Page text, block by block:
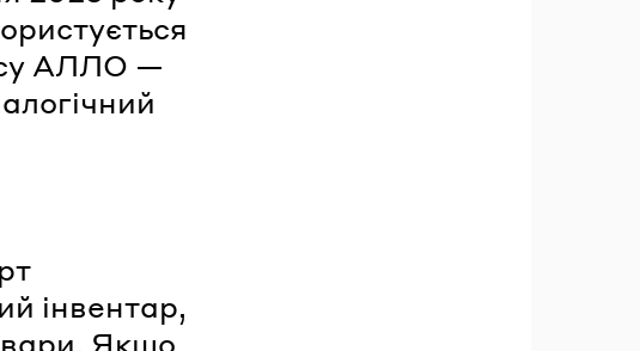
АЛЛО —
інвентар,
Якщо